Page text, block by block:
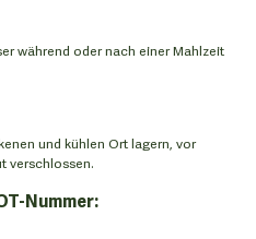
während oder nach einer Mahlzeit
und kühlen Ort lagern, vor
verschlossen.
Nummer: